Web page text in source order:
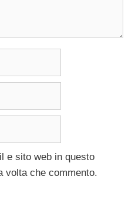
e sito web in questo
volta che commento.